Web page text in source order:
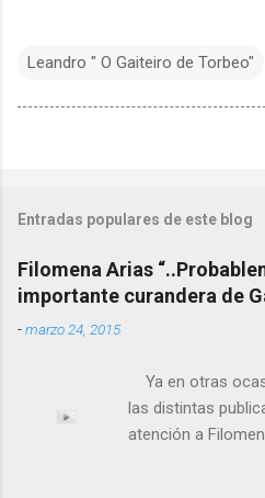
Leandro " O Gaiteiro de Torbeo"
Entradas populares de este blog
Filomena Arias
importante curandera de
-marzo 24, 2015
Ya en otras
las distintas
atención a
el pasado siglo